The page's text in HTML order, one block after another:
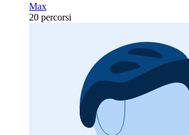
Max
20 percorsi